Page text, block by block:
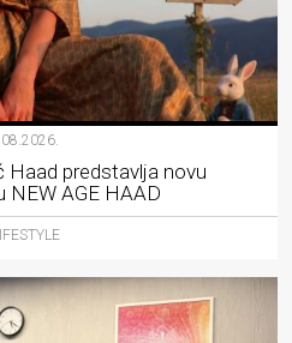
Haad predstavlja novu
NEW AGE HAAD